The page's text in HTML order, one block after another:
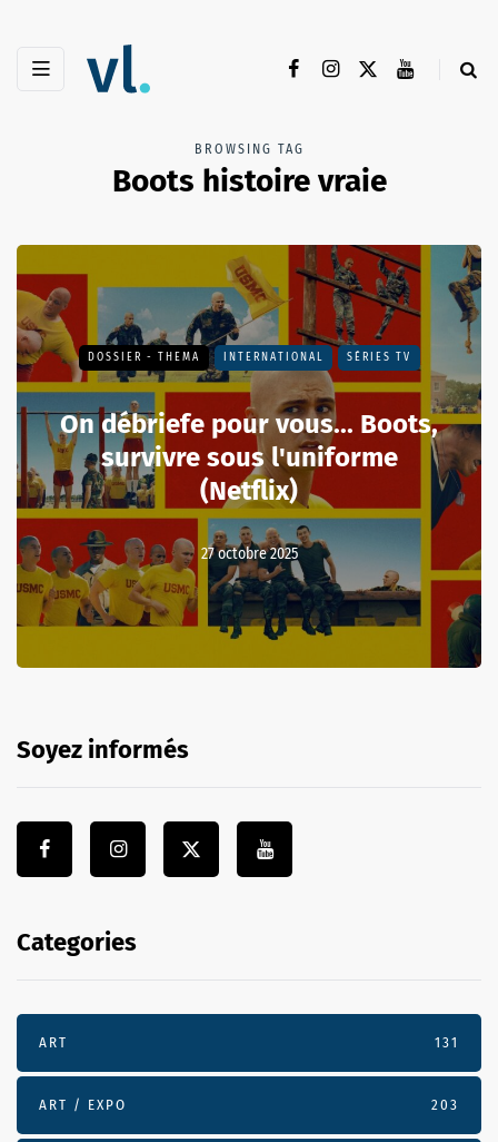
BROWSING TAG
Boots histoire vraie
DOSSIER - THEMA INTERNATIONAL SÉRIES TV
On débriefe pour vous... Boots,
survivre sous l'uniforme
(Netflix)
27 octobre 2025
Soyez informés
Categories
ART 131
ART / EXPO 203